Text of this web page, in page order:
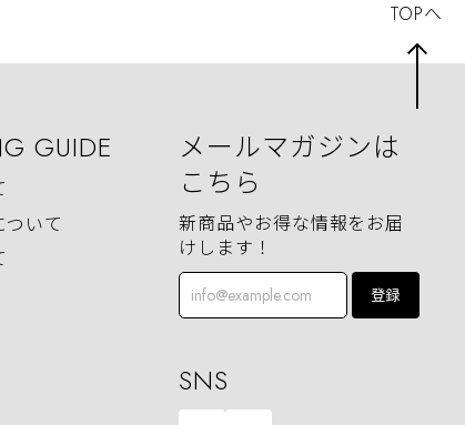
GUIDE
いて
メールマガジンは
こちら
新商品やお得な情報をお届
けします！
登録
SNS
TOPへ